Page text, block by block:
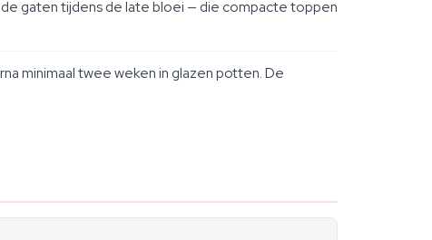
gaten tijdens de late bloei — die compacte toppen
minimaal twee weken in glazen potten. De